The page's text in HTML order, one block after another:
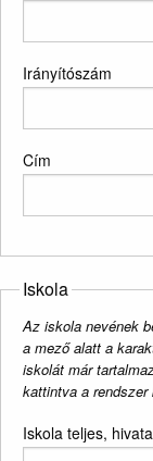
Irányítószám
Cím
Iskola
Az iskola nevének
a mező alatt a
iskolát már
kattintva a
Iskola teljes,